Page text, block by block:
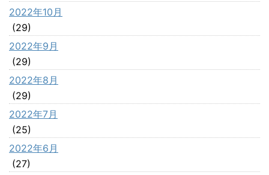
2022年10月
(29)
2022年9月
(29)
2022年8月
(29)
2022年7月
(25)
2022年6月
(27)